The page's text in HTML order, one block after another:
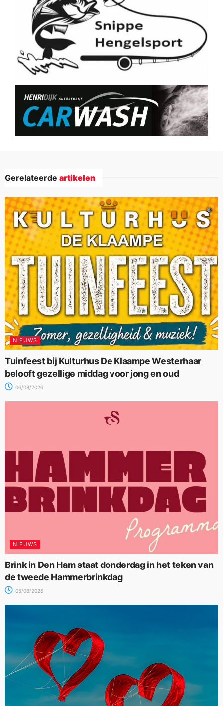
Gerelateerde artikelen
NIEUWS
Tuinfeest bij Kulturhus De Klaampe Westerhaar
belooft gezellige middag voor jong en oud
06/08/2026
NIEUWS
Brink in Den Ham staat donderdag in het teken van
de tweede Hammerbrinkdag
05/08/2026